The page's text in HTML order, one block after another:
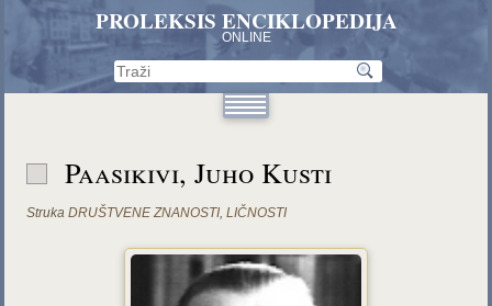
PROLEKSIS ENCIKLOPEDIJA
ONLINE
Paasikivi, Juho Kusti
Struka DRUŠTVENE ZNANOSTI,LIČNOSTI